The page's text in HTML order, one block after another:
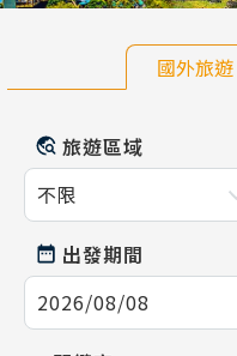
國外旅遊
旅遊區域
出發期間